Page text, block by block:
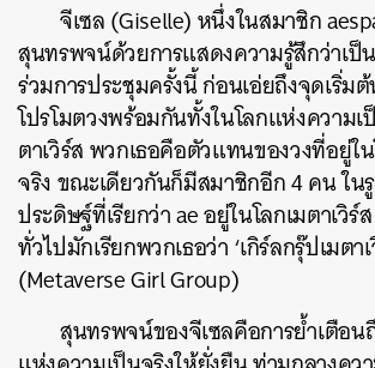
จีเซล (Giselle) หนึ่งในสมาชิก
สุนทรพจน์ด้วยการแสดงความรู้สึกว่าเป็
ร่วมการประชุมครั้งนี้ ก่อนเอ่ยถึงจุดเริ่ม
โปรโมตวงพร้อมกันทั้งในโลกแห่งความเ
ตาเวิร์ส พวกเธอคือตัวแทนของวงที่อยู่ใ
จริง ขณะเดียวกันก็มีสมาชิกอีก 4 คน
ประดิษฐ์ที่เรียกว่า ae อยู่ในโลกเมตาเวิ
ทั่วไปมักเรียกพวกเธอว่า ‘เกิร์ลกรุ๊ปเมตาเ
(Metaverse Girl Group)
สุนทรพจน์ของจีเซลคือการย้ำเตือ